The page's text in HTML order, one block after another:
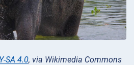
SA 4.0, via Wikimedia Commons